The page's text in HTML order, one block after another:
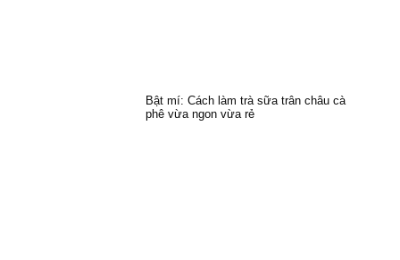
Bật mí: Cách làm trà sữa trân châu cà
phê vừa ngon vừa rẻ